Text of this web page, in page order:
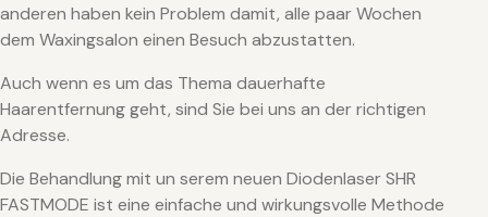
anderen haben kein Problem damit, alle paar Wochen
dem Waxingsalon einen Besuch abzustatten.
Auch wenn es um das Thema dauerhafte
Haarentfernung geht, sind Sie bei uns an der richtigen
Adresse.
Die Behandlung mit un serem neuen Diodenlaser SHR
FASTMODE ist eine einfache und wirkungsvolle Methode